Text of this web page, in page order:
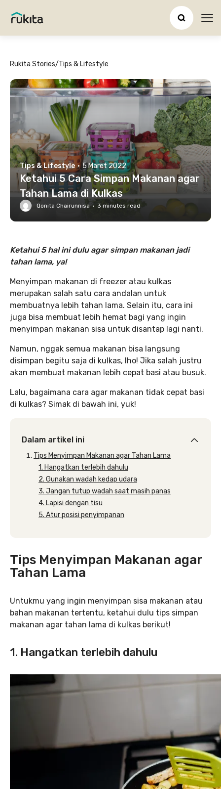
Rukita Stories/Tips & Lifestyle
Tips & Lifestyle · 5 Maret 2022
Ketahui 5 Cara Simpan Makanan agar
Tahan Lama di Kulkas
Qonita Chairunnisa · 3 minutes read
Ketahui 5 hal ini dulu agar simpan makanan jadi
tahan lama, ya!
Menyimpan makanan di freezer atau kulkas
merupakan salah satu cara andalan untuk
membuatnya lebih tahan lama. Selain itu, cara ini
juga bisa membuat lebih hemat bagi yang ingin
menyimpan makanan sisa untuk disantap lagi nanti.
Namun, nggak semua makanan bisa langsung
disimpan begitu saja di kulkas, lho! Jika salah justru
akan membuat makanan lebih cepat basi atau busuk.
Lalu, bagaimana cara agar makanan tidak cepat basi
di kulkas? Simak di bawah ini, yuk!
Dalam artikel ini
Tips Menyimpan Makanan agar Tahan Lama
1. Hangatkan terlebih dahulu
2. Gunakan wadah kedap udara
3. Jangan tutup wadah saat masih panas
4. Lapisi dengan tisu
5. Atur posisi penyimpanan
Tips Menyimpan Makanan agar
Tahan Lama
Untukmu yang ingin menyimpan sisa makanan atau
bahan makanan tertentu, ketahui dulu tips simpan
makanan agar tahan lama di kulkas berikut!
1. Hangatkan terlebih dahulu